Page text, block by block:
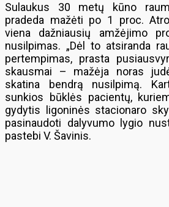
Sulaukus 30 metų kūno
pradeda mažėti po 1 proc.
viena dažniausių amžėjimo
nusilpimas. „Dėl to atsiranda
pertempimas, prasta
skausmai – mažėja noras
skatina bendrą nusilpimą.
sunkios būklės pacientų,
gydytis ligoninės stacionaro
pasinaudoti dalyvumo lygio
pastebi V. Šavinis.